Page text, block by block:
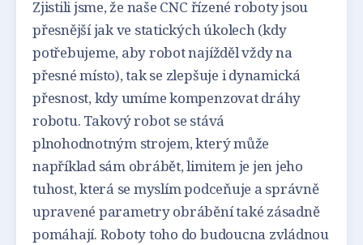
Zjistili jsme, že naše CNC řízené roboty jsou
přesnější jak ve statických úkolech (kdy
potřebujeme, aby robot najížděl vždy na
přesné místo), tak se zlepšuje i dynamická
přesnost, kdy umíme kompenzovat dráhy
robotu. Takový robot se stává
plnohodnotným strojem, který může
například sám obrábět, limitem je jen jeho
tuhost, která se myslím podceňuje a správně
upravené parametry obrábění také zásadně
pomáhají. Roboty toho do budoucna zvládnou